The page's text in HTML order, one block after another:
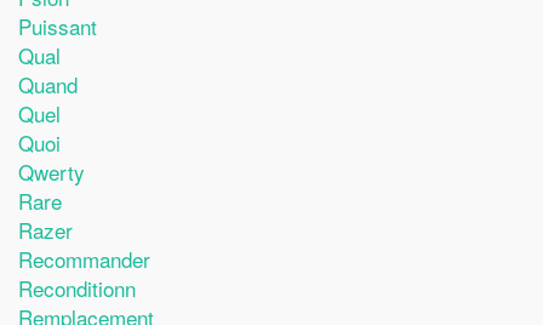
Puissant
Qual
Quand
Quel
Quoi
Qwerty
Rare
Razer
Recommander
Reconditionn
Remplacement